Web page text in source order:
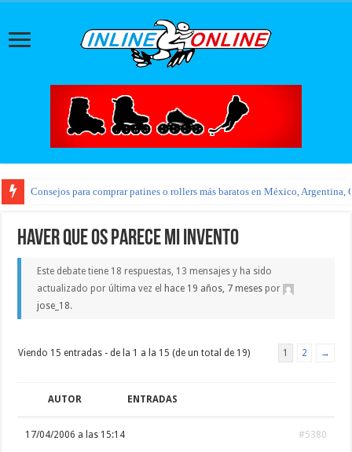
Consejos para comprar patines o rollers más baratos en México, Argentina,
haver que os parece mi invento
Este debate tiene 18 respuestas, 13 mensajes y ha sido
actualizado por última vez el hace 19 años, 7 mesespor
jose_18.
Viendo 15 entradas - de la 1 a la 15 (de un total de 19) 1 2 →
AUTOR ENTRADAS
17/04/2006 a las 15:14 #5380